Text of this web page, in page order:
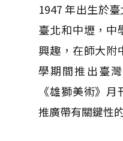
1947 年出生於
臺北和中壢，中
興趣，在師大附
學期間推出臺
《雄獅美術》
推廣帶有關鍵性